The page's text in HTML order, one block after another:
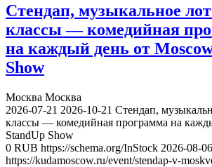
Стендап, музыкальное
классы — комедийная
на каждый день от
Show
Москва Москва
2026-07-21 2026-10-21 Стендап,
классы — комедийная программа на
StandUp Show
0 RUB https://schema.org/InStock 2026-08-
https://kudamoscow.ru/event/stendap-v-